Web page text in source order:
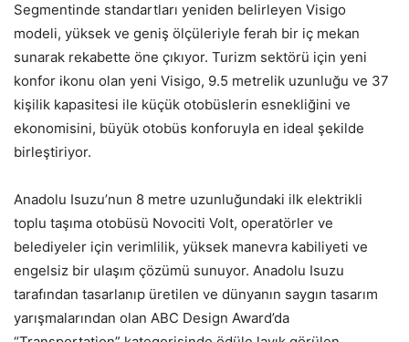
Segmentinde standartları yeniden belirleyen Visigo
modeli, yüksek ve geniş ölçüleriyle ferah bir iç mekan
sunarak rekabette öne çıkıyor. Turizm sektörü için yeni
konfor ikonu olan yeni Visigo, 9.5 metrelik uzunluğu ve 37
kişilik kapasitesi ile küçük otobüslerin esnekliğini ve
ekonomisini, büyük otobüs konforuyla en ideal şekilde
birleştiriyor.
Anadolu Isuzu’nun 8 metre uzunluğundaki ilk elektrikli
toplu taşıma otobüsü Novociti Volt, operatörler ve
belediyeler için verimlilik, yüksek manevra kabiliyeti ve
engelsiz bir ulaşım çözümü sunuyor. Anadolu Isuzu
tarafından tasarlanıp üretilen ve dünyanın saygın tasarım
yarışmalarından olan ABC Design Award’da